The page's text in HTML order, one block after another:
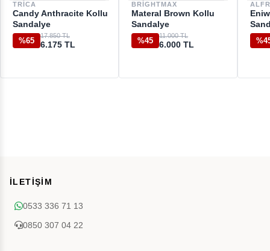
TRICA
Candy Anthracite Kollu
Sandalye
%65
17.850 TL
6.175 TL
BRIGHTMAX
Materal Brown Kollu
Sandalye
%45
11.000 TL
6.000 TL
İLETİŞİM
0533 336 71 13
0850 307 04 22